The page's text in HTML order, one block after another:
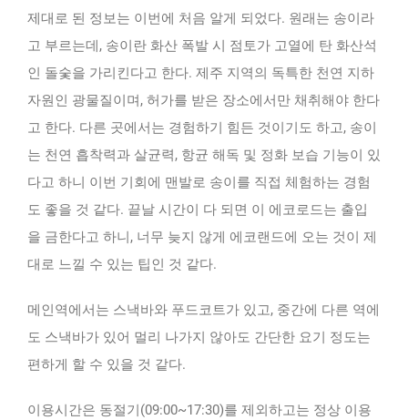
제대로 된 정보는 이번에 처음 알게 되었다. 원래는 송이라
고 부르는데, 송이란 화산 폭발 시 점토가 고열에 탄 화산석
인 돌숯을 가리킨다고 한다. 제주 지역의 독특한 천연 지하
자원인 광물질이며, 허가를 받은 장소에서만 채취해야 한다
고 한다. 다른 곳에서는 경험하기 힘든 것이기도 하고, 송이
는 천연 흡착력과 살균력, 항균 해독 및 정화 보습 기능이 있
다고 하니 이번 기회에 맨발로 송이를 직접 체험하는 경험
도 좋을 것 같다. 끝날 시간이 다 되면 이 에코로드는 출입
을 금한다고 하니, 너무 늦지 않게 에코랜드에 오는 것이 제
대로 느낄 수 있는 팁인 것 같다.
메인역에서는 스낵바와 푸드코트가 있고, 중간에 다른 역에
도 스낵바가 있어 멀리 나가지 않아도 간단한 요기 정도는
편하게 할 수 있을 것 같다.
이용시간은 동절기(09:00~17:30)를 제외하고는 정상 이용